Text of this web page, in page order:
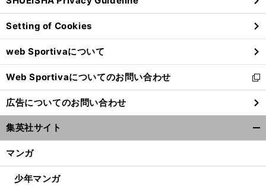
ン
ド
ウ
で
開
く
Setting of Cookies
web Sportivaについて
Web Sportivaについてのお問い合わせ
新
し
い
ウ
ィ
ン
ウ
広告についてのお問い合わせ
集英社サイト
マンガ
少年マンガ